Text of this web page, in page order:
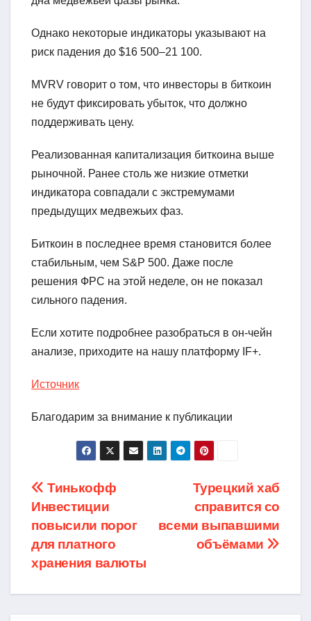
Однако некоторые индикаторы указывают на
риск падения до $16 500–21 100.
MVRV говорит о том, что инвесторы в биткоин
не будут фиксировать убыток, что должно
поддерживать цену.
Реализованная капитализация биткоина выше
рыночной. Ранее столь же низкие отметки
индикатора совпадали с экстремумами
предыдущих медвежьих фаз.
Биткоин в последнее время становится более
стабильным, чем S&P 500. Даже после
решения ФРС на этой неделе, он не показал
сильного падения.
Если хотите подробнее разобраться в он-чейн
анализе, приходите на нашу платформу IF+.
Источник
Благодарим за внимание к публикации
Навигация
по
записям
Турецкий хаб
справится со
всеми выпавшими
объёмами
Тинькофф
Инвестиции
повысили порог
для платного
хранения валюты